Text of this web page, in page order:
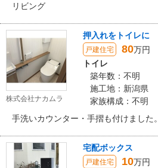
リビング
株式会社ナカムラ
押入れをトイレに
戸建住宅 80万円
トイレ
築年数：不明
施工地：新潟県
家族構成：不明
手洗いカウンター・手摺も付けました。
宅配ボックス
戸建住宅 10万円